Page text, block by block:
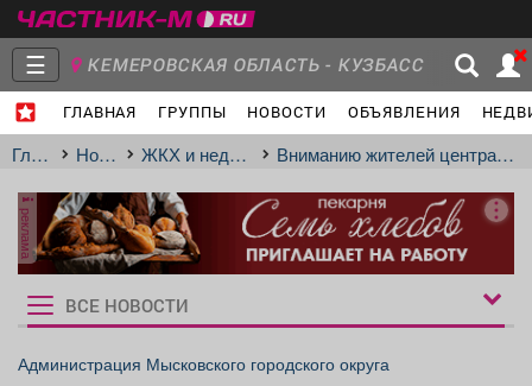
☰ КЕМЕРОВСКАЯ ОБЛАСТЬ - КУЗБАСС
ГЛАВНАЯ ГРУППЫ НОВОСТИ ОБЪЯВЛЕНИЯ
Главная
Новости
Объявления Недвижимость Услуги
Главная Новости ЖКХ и недвижимость Вниманию жителей центральной части города
реклама
Рукбрики
новостей
ВСЕ НОВОСТИ
Администрация Мысковского городского округа